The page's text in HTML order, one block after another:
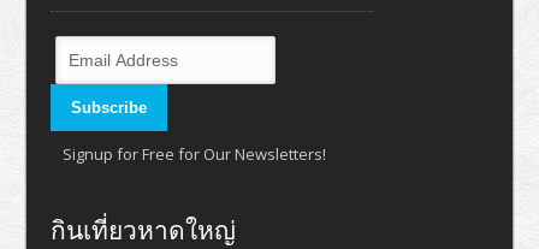
Signup for Free for Our Newsletters!
กินเที่ยวหาดใหญ่